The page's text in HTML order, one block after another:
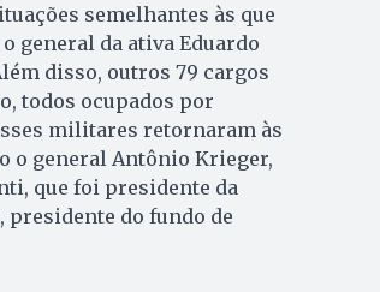
semelhantes às que
general da ativa Eduardo
disso, outros 79 cargos
todos ocupados por
militares retornaram às
o general Antônio Krieger,
que foi presidente da
presidente do fundo de